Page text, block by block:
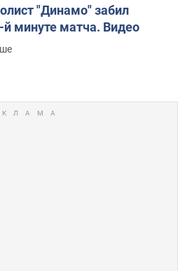
"Динамо" забил
минуте матча. Видео